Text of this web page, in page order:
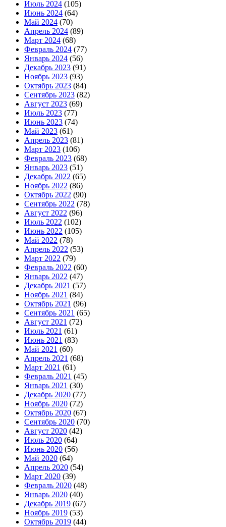
Июль 2024 (105)
Июнь 2024 (64)
Май 2024 (70)
Апрель 2024 (89)
Март 2024 (68)
Февраль 2024 (77)
Январь 2024 (56)
Декабрь 2023 (91)
Ноябрь 2023 (93)
Октябрь 2023 (84)
Сентябрь 2023 (82)
Август 2023 (69)
Июль 2023 (77)
Июнь 2023 (74)
Май 2023 (61)
Апрель 2023 (81)
Март 2023 (106)
Февраль 2023 (68)
Январь 2023 (51)
Декабрь 2022 (65)
Ноябрь 2022 (86)
Октябрь 2022 (90)
Сентябрь 2022 (78)
Август 2022 (96)
Июль 2022 (102)
Июнь 2022 (105)
Май 2022 (78)
Апрель 2022 (53)
Март 2022 (79)
Февраль 2022 (60)
Январь 2022 (47)
Декабрь 2021 (57)
Ноябрь 2021 (84)
Октябрь 2021 (96)
Сентябрь 2021 (65)
Август 2021 (72)
Июль 2021 (61)
Июнь 2021 (83)
Май 2021 (60)
Апрель 2021 (68)
Март 2021 (61)
Февраль 2021 (45)
Январь 2021 (30)
Декабрь 2020 (77)
Ноябрь 2020 (72)
Октябрь 2020 (67)
Сентябрь 2020 (70)
Август 2020 (42)
Июль 2020 (64)
Июнь 2020 (56)
Май 2020 (64)
Апрель 2020 (54)
Март 2020 (39)
Февраль 2020 (48)
Январь 2020 (40)
Декабрь 2019 (67)
Ноябрь 2019 (53)
Октябрь 2019 (44)